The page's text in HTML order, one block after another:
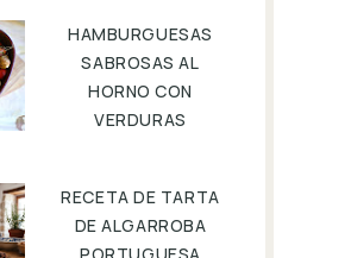
HAMBURGUESAS
SABROSAS AL
HORNO CON
VERDURAS
RECETA DE TARTA
DE ALGARROBA